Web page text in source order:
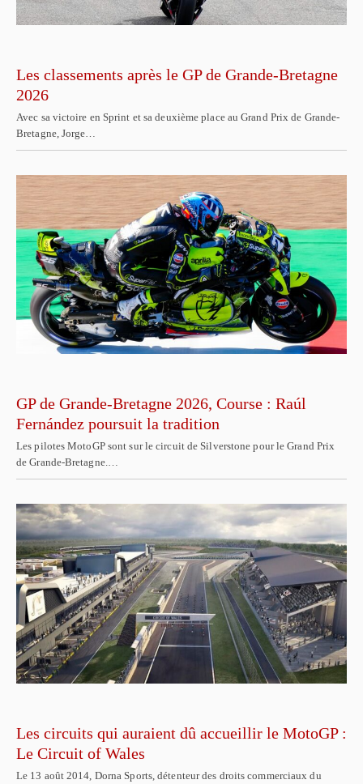
Les classements après le GP de Grande-Bretagne
2026
Avec sa victoire en Sprint et sa deuxième place au Grand Prix de Grande-
Bretagne, Jorge…
GP de Grande-Bretagne 2026, Course : Raúl
Fernández poursuit la tradition
Les pilotes MotoGP sont sur le circuit de Silverstone pour le Grand Prix
de Grande-Bretagne.…
Les circuits qui auraient dû accueillir le MotoGP :
Le Circuit of Wales
Le 13 août 2014, Dorna Sports, détenteur des droits commerciaux du